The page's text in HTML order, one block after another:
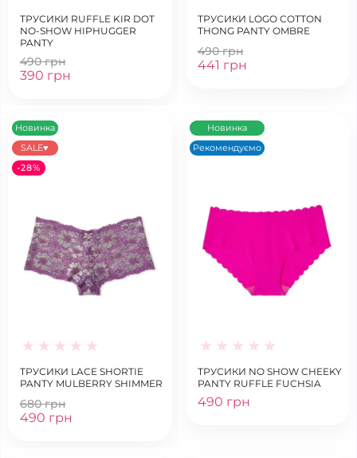
ТРУСИКИ RUFFLE KIR DOT
NO-SHOW HIPHUGGER
PANTY
490 грн
390 грн
ТРУСИКИ LOGO COTTON
THONG PANTY OMBRE
490 грн
441 грн
Новинка
SALE♥
-28%
ТРУСИКИ LACE SHORTIE
PANTY MULBERRY SHIMMER
680 грн
490 грн
Новинка
Рекомендуємо
ТРУСИКИ NO SHOW CHEEKY
PANTY RUFFLE FUCHSIA
490 грн